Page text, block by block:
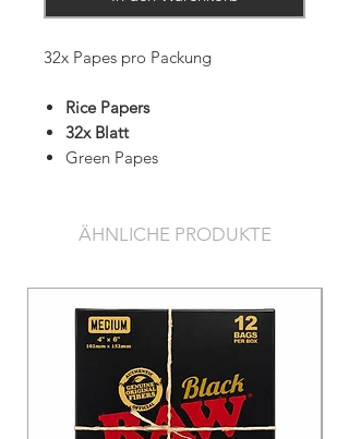
32x Papes pro Packung
Rice Papers
32x Blatt
Green Papes
ÄHNLICHE PRODUKTE